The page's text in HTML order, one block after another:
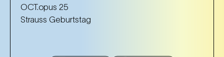
OCT.opus 25
Strauss Geburtstag